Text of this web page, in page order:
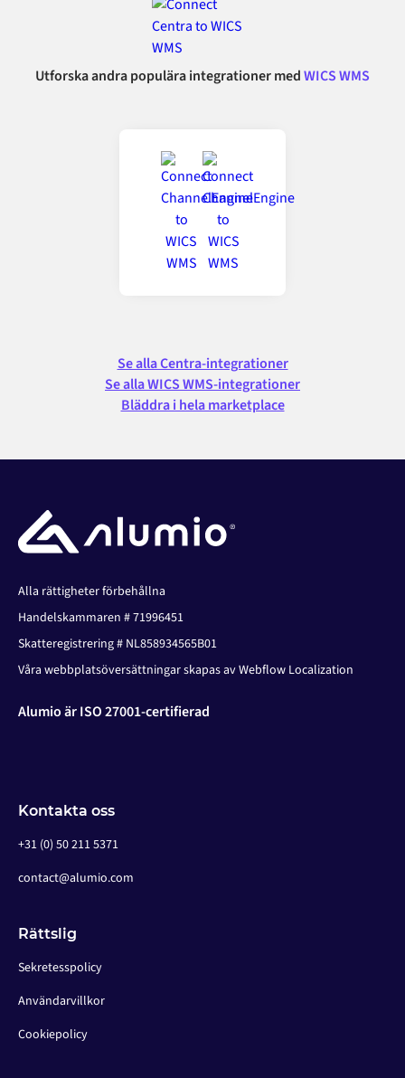
Utforska andra populära integrationer medWICS WMS
Se alla Centra-integrationer
Se alla WICS WMS-integrationer
Bläddra i hela marketplace
Alla rättigheter förbehållna
Handelskammaren # 71996451
Skatteregistrering # NL858934565B01
Våra webbplatsöversättningar skapas av Webflow Localization
Alumio är ISO 27001-certifierad
Kontakta oss
+31 (0) 50 211 5371
contact@alumio.com
Rättslig
Sekretesspolicy
Användarvillkor
Cookiepolicy